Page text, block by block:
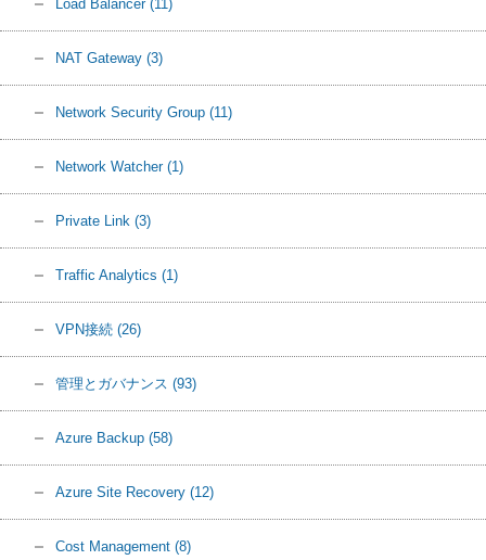
Load Balancer (11)
NAT Gateway (3)
Network Security Group (11)
Network Watcher (1)
Private Link (3)
Traffic Analytics (1)
VPN接続 (26)
管理とガバナンス (93)
Azure Backup (58)
Azure Site Recovery (12)
Cost Management (8)